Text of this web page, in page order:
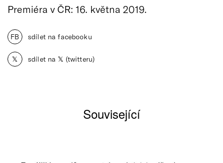
Premiéra v ČR: 16. května 2019.
FB sdílet na facebooku
𝕏 sdílet na 𝕏 (twitteru)
Související